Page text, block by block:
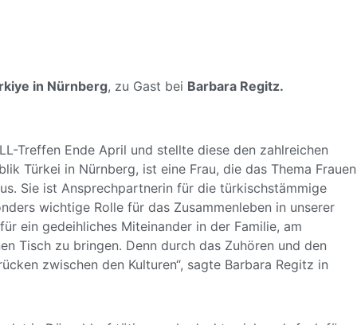
in Nürnberg, zu Gast bei Barbara Regitz.
Treffen Ende April und stellte diese den zahlreichen
Türkei in Nürnberg, ist eine Frau, die das Thema Frauen
Sie ist Ansprechpartnerin für die türkischstämmige
wichtige Rolle für das Zusammenleben in unserer
ein gedeihliches Miteinander in der Familie, am
Tisch zu bringen. Denn durch das Zuhören und den
zwischen den Kulturen“, sagte Barbara Regitz in